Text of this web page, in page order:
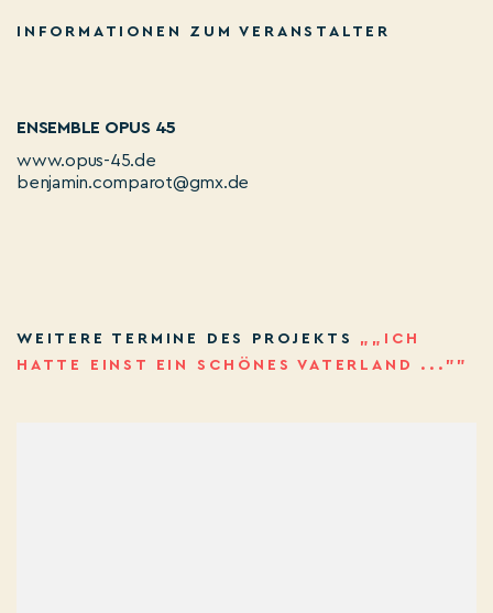
INFORMATIONEN ZUM VERANSTALTER
ENSEMBLE OPUS 45
www.opus-45.de
benjamin.comparot@gmx.de
WEITERE TERMINE DES PROJEKTS „„ICH
HATTE EINST EIN SCHÖNES VATERLAND ..."”